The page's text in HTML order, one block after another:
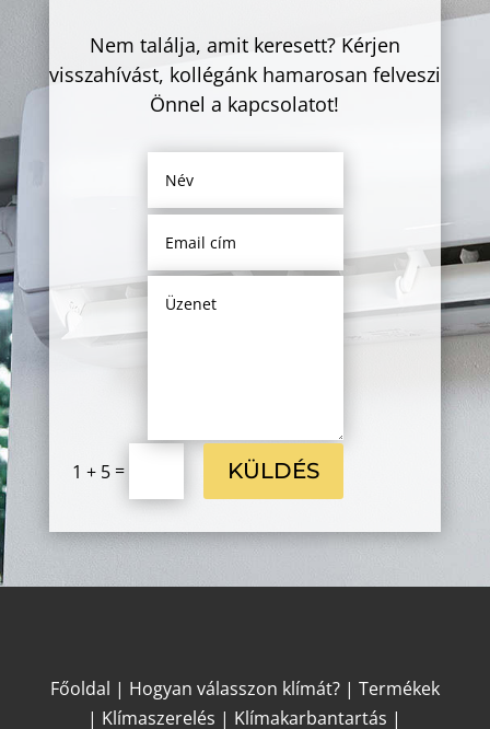
Nem találja, amit keresett? Kérjen
visszahívást, kollégánk hamarosan felveszi
Önnel a kapcsolatot!
1 + 5= KÜLDÉS
Főoldal | Hogyan válasszon klímát?| Termékek
| Klímaszerelés | Klímakarbantartás |